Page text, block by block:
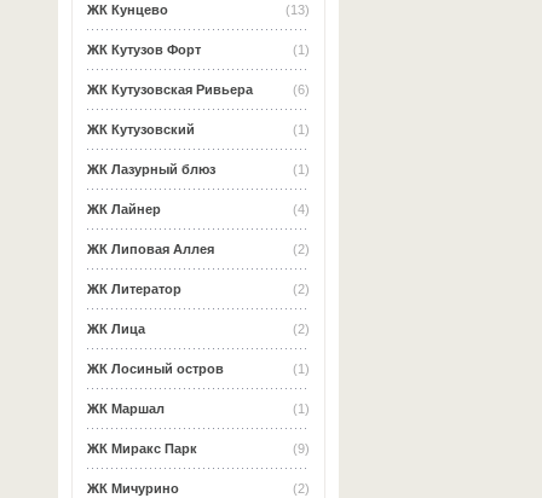
(13)
ЖК Кунцево
(1)
ЖК Кутузов Форт
(6)
ЖК Кутузовская Ривьера
(1)
ЖК Кутузовский
(1)
ЖК Лазурный блюз
(4)
ЖК Лайнер
(2)
ЖК Липовая Аллея
(2)
ЖК Литератор
(2)
ЖК Лица
(1)
ЖК Лосиный остров
(1)
ЖК Маршал
(9)
ЖК Миракс Парк
(2)
ЖК Мичурино